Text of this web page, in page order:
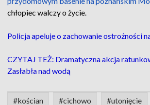
chłopiec walczy o życie.
Policja apeluje o zachowanie ostrożności
CZYTAJ TEŻ: Dramatyczna akcja
Zasłabła nad wodą
#kościan #cichowo #utonięcie